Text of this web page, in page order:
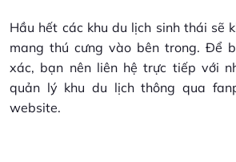
Hầu hết các khu du lịch sinh thái sẽ
mang thú cưng vào bên trong. Để
xác, bạn nên liên hệ trực tiếp với
quản lý khu du lịch thông qua
website.